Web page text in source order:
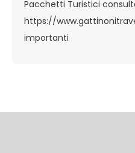
Pacchetti Turistici
https://
importanti